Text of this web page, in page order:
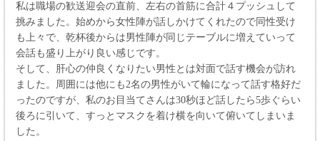
私は職場の歓送迎会の直前、左右の首筋に合計４プッシュして
挑みました。始めから女性陣が話しかけてくれたので同性受け
も上々で、乾杯後からは男性陣が同じテーブルに増えていって
会話も盛り上がり良い感じです。
そして、肝心の仲良くなりたい男性とは対面で話す機会が訪れ
ました。周囲には他にも2名の男性がいて輪になって話す格好だ
ったのですが、私のお目当てさんは30秒ほど話したら5歩ぐらい
後ろに引いて、すっとマスクを着け横を向いて俯いてしまいま
した。